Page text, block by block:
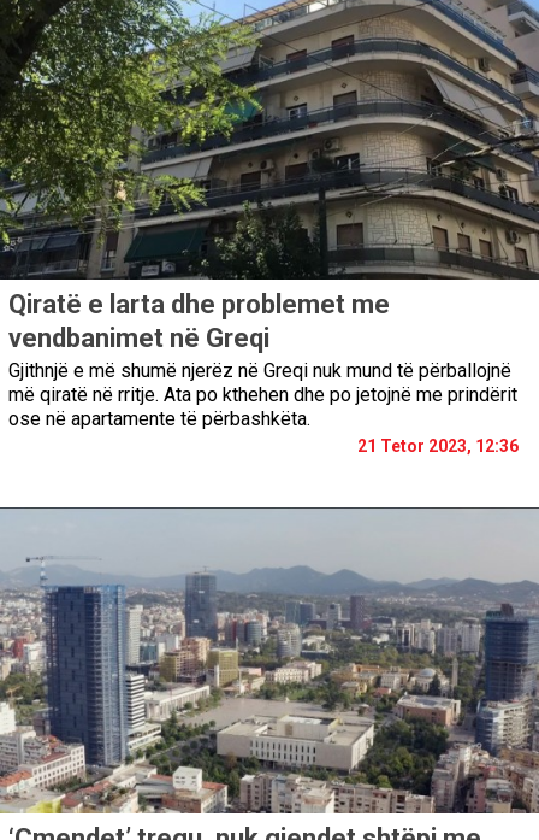
Qiratë e larta dhe problemet me
vendbanimet në Greqi
Gjithnjë e më shumë njerëz në Greqi nuk mund të përballojnë
më qiratë në rritje. Ata po kthehen dhe po jetojnë me prindërit
ose në apartamente të përbashkëta.
21 Tetor 2023, 12:36